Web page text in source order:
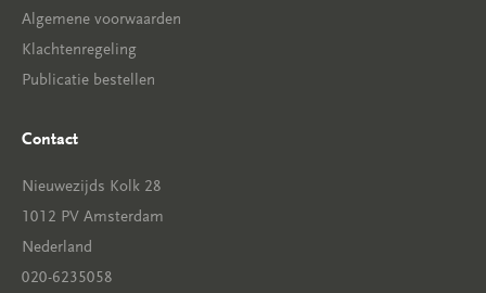
Algemene voorwaarden
Klachtenregeling
Publicatie bestellen
Contact
Nieuwezijds Kolk 28
1012 PV Amsterdam
Nederland
020-6235058